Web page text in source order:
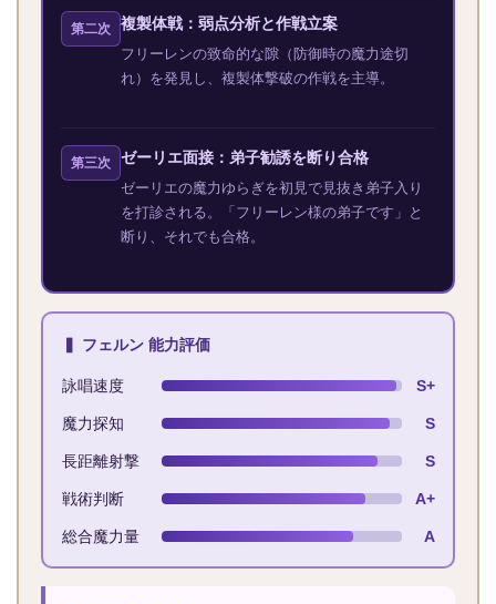
第二次 複製体戦：弱点分析と作戦立案
フリーレンの致命的な隙（防御時の魔力途切
れ）を発見し、複製体撃破の作戦を主導。
第三次 ゼーリエ面接：弟子勧誘を断り合格
ゼーリエの魔力ゆらぎを初見で見抜き弟子入り
を打診される。「フリーレン様の弟子です」と
断り、それでも合格。
▍ フェルン 能力評価
詠唱速度 S+
魔力探知 S
長距離射撃 S
戦術判断 A+
総合魔力量 A